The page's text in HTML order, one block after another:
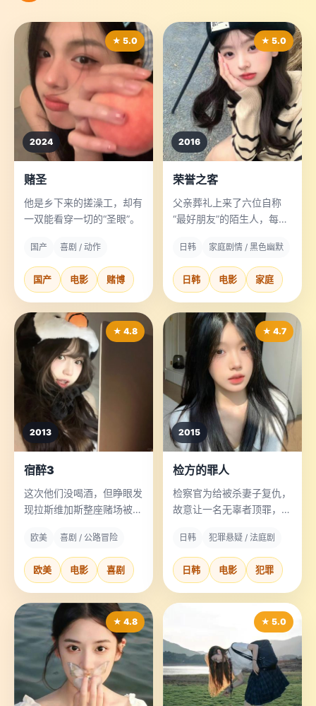
★ 5.0
2024
赌圣
他是乡下来的搓澡工，却有
一双能看穿一切的“圣眼”。
国产 喜剧 / 动作
国产 电影 赌博
★ 5.0
2016
荣誉之客
父亲葬礼上来了六位自称
“最好朋友”的陌生人，每人
到底是谁。
日韩 家庭剧情 / 黑色幽默
日韩 电影 家庭
★ 4.8
2013
宿醉3
这次他们没喝酒，但睁眼发
现拉斯维加斯整座赌场被平
牙印。
欧美 喜剧 / 公路冒险
欧美 电影 喜剧
★ 4.7
2015
检方的罪人
检察官为给被杀妻子复仇，
故意让一名无辜者顶罪，而
的导师。
日韩 犯罪悬疑 / 法庭剧
日韩 电影 犯罪
★ 4.8 ★ 5.0